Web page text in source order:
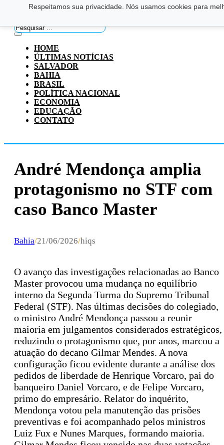
Respeitamos sua privacidade. Nós usamos cookies para
Saltar para o conteúdo principal Ir para o footer
Pesquisar
...
HOME
ÚLTIMAS NOTÍCIAS
SALVADOR
BAHIA
BRASIL
POLÍTICA NACIONAL
ECONOMIA
EDUCAÇÃO
CONTATO
André Mendonça amplia
protagonismo no STF com
caso Banco Master
Bahia/21/06/2026/hiqs
O avanço das investigações relacionadas ao Banco
Master provocou uma mudança no equilíbrio
interno da Segunda Turma do Supremo Tribunal
Federal (STF). Nas últimas decisões do colegiado,
o ministro André Mendonça passou a reunir
maioria em julgamentos considerados estratégicos,
reduzindo o protagonismo que, por anos, marcou a
atuação do decano Gilmar Mendes. A nova
configuração ficou evidente durante a análise dos
pedidos de liberdade de Henrique Vorcaro, pai do
banqueiro Daniel Vorcaro, e de Felipe Vorcaro,
primo do empresário. Relator do inquérito,
Mendonça votou pela manutenção das prisões
preventivas e foi acompanhado pelos ministros
Luiz Fux e Nunes Marques, formando maioria.